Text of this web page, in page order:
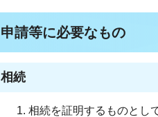
申請等に必要なもの
相続
相続を証明するものとし